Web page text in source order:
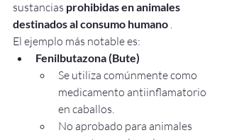
sustancias prohibidas en animales
destinados al consumo humano
El ejemplo más notable es:
Fenilbutazona (Bute)
Se utiliza comúnmente como
medicamento antiinflamatorio
en caballos.
No aprobado para animales